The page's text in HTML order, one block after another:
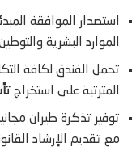
استصدار الموافقة
الموارد البشرية
تحمل الفندق لكافة
المترتبة على استخراج
توفير تذكرة طيران
مع تقديم الإرشاد